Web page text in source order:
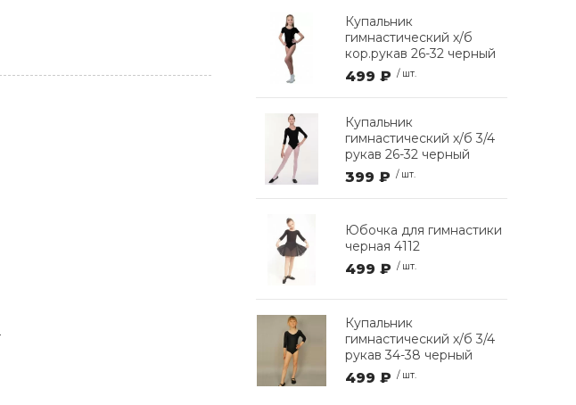
Купальник
гимнастический х/б
кор.рукав 26-32 черный
499 ₽ / шт.
Купальник
гимнастический х/б 3/4
рукав 26-32 черный
399 ₽ / шт.
Юбочка для гимнастики
черная 4112
499 ₽ / шт.
Купальник
гимнастический х/б 3/4
рукав 34-38 черный
499 ₽ / шт.